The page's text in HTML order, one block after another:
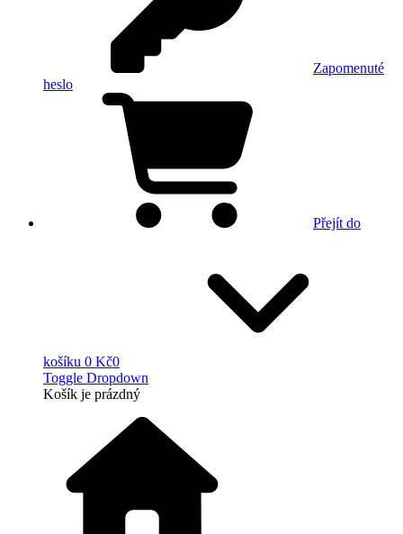
Zapomenuté
heslo
Přejít do
košíku 0 Kč0
Toggle Dropdown
Košík je prázdný